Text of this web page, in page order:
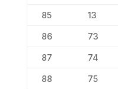
85 13
86 73
87 74
88 75